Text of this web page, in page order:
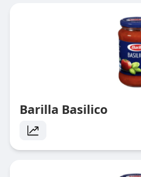
Barilla Basilico